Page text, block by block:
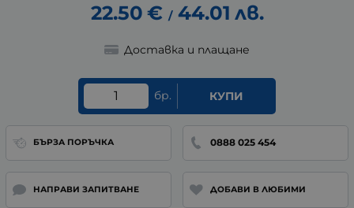
22.50 € / 44.01 лв.
Доставка и плащане
бр. КУПИ
БЪРЗА ПОРЪЧКА 0888 025 454
НАПРАВИ ЗАПИТВАНЕ ДОБАВИ В ЛЮБИМИ